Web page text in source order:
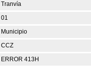
Tranvía
01
Municipio
CCZ
ERROR 413H